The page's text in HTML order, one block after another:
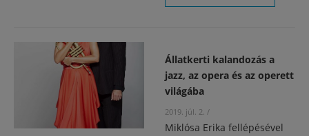
Állatkerti kalandozás a
jazz, az opera és az operett
világába
2019. júl. 2. /
Miklósa Erika fellépésével